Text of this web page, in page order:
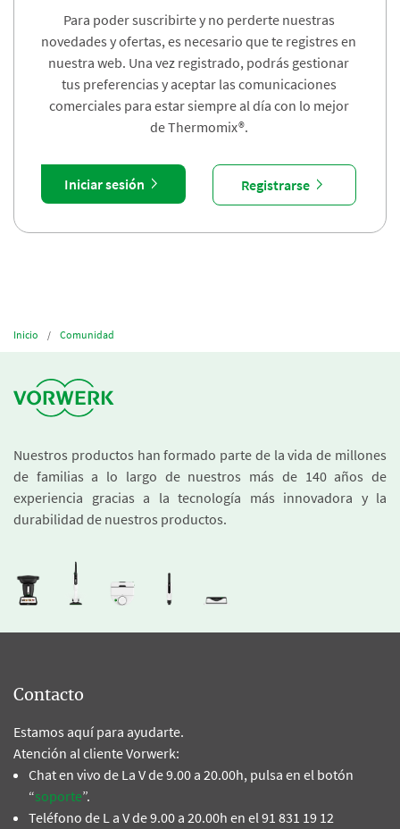
Para poder suscribirte y no perderte nuestras
novedades y ofertas, es necesario que te registres en
nuestra web. Una vez registrado, podrás gestionar
tus preferencias y aceptar las comunicaciones
comerciales para estar siempre al día con lo mejor
de Thermomix®.
Iniciar sesión Registrarse
Inicio Comunidad
Nuestros productos han formado parte de la vida de millones
de familias a lo largo de nuestros más de 140 años de
experiencia gracias a la tecnología más innovadora y la
durabilidad de nuestros productos.
Contacto
Estamos aquí para ayudarte.
Atención al cliente Vorwerk:
Chat en vivo de La V de 9.00 a 20.00h, pulsa en el botón
“soporte”.
Teléfono de L a V de 9.00 a 20.00h en el 91 831 19 12